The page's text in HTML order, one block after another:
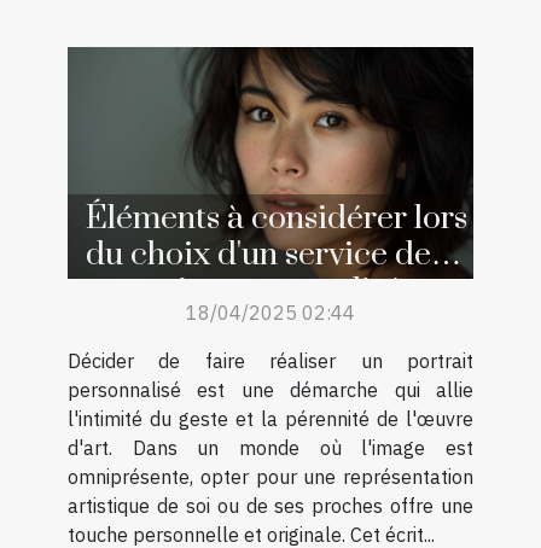
Éléments à considérer lors
du choix d'un service de
portraits personnalisés
18/04/2025 02:44
Décider de faire réaliser un portrait
personnalisé est une démarche qui allie
l'intimité du geste et la pérennité de l'œuvre
d'art. Dans un monde où l'image est
omniprésente, opter pour une représentation
artistique de soi ou de ses proches offre une
touche personnelle et originale. Cet écrit...